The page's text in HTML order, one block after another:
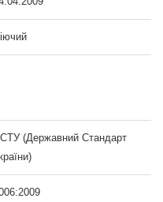
(Державний Стандарт